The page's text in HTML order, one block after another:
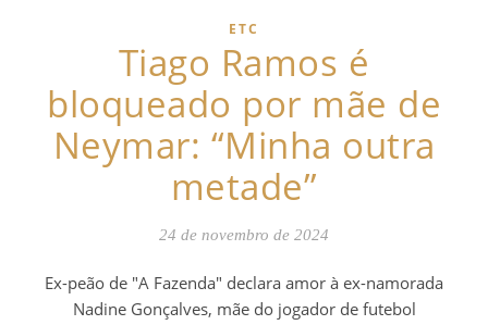
ETC
Tiago Ramos é
bloqueado por mãe de
Neymar: “Minha outra
metade”
24 de novembro de 2024
Ex-peão de "A Fazenda" declara amor à ex-namorada
Nadine Gonçalves, mãe do jogador de futebol